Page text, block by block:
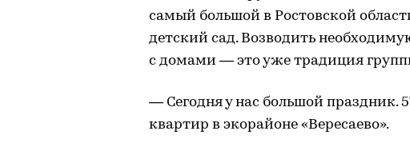
самый большой в Ростовской
детский сад. Возводить
с домами — это уже традиция
— Сегодня у нас большой праздник.
квартир в экорайоне «Вересаево».